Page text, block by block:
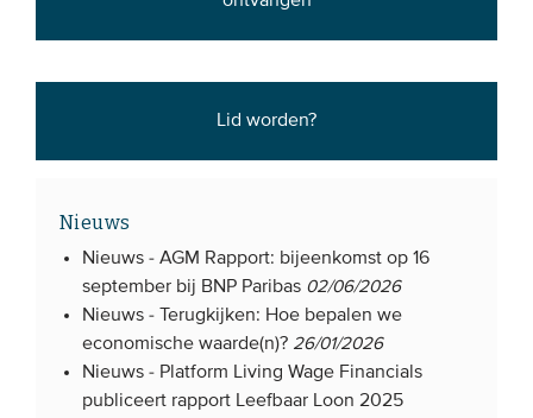
Lid worden?
Nieuws
Nieuws -AGM Rapport: bijeenkomst op 16
september bij BNP Paribas 02/06/2026
Nieuws -
Terugkijken: Hoe bepalen we
economische waarde(n)? 26/01/2026
Nieuws - Platform Living Wage Financials
publiceert rapport Leefbaar Loon 2025